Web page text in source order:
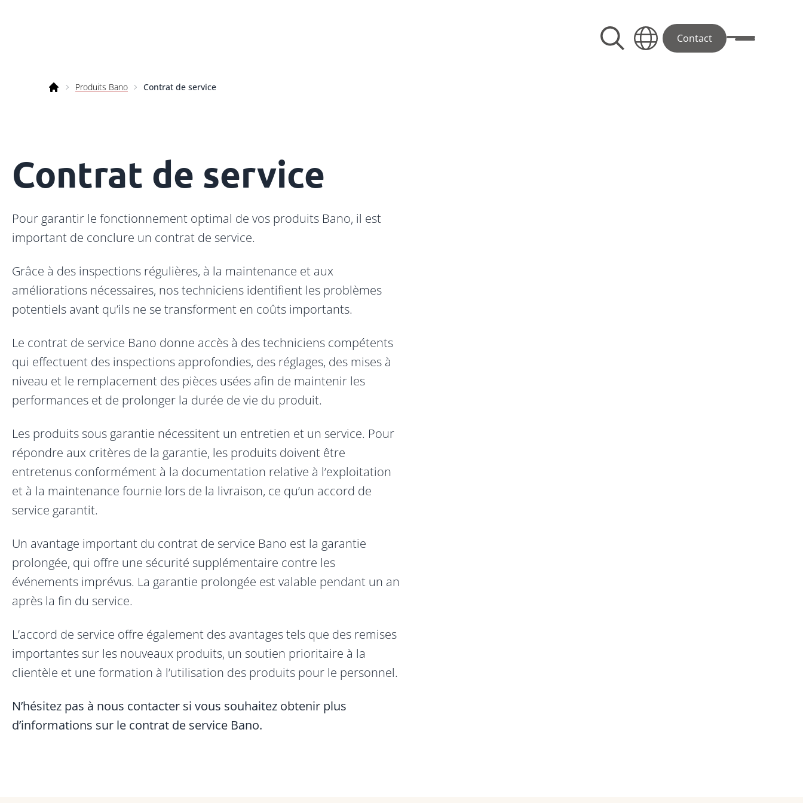
Contact Toggle menu
Produits Bano Contrat de service
Contrat de service
Pour garantir le fonctionnement optimal de vos produits Bano, il est
important de conclure un contrat de service.
Grâce à des inspections régulières, à la maintenance et aux
améliorations nécessaires, nos techniciens identifient les problèmes
potentiels avant qu’ils ne se transforment en coûts importants.
Le contrat de service Bano donne accès à des techniciens compétents
qui effectuent des inspections approfondies, des réglages, des mises à
niveau et le remplacement des pièces usées afin de maintenir les
performances et de prolonger la durée de vie du produit.
Les produits sous garantie nécessitent un entretien et un service. Pour
répondre aux critères de la garantie, les produits doivent être
entretenus conformément à la documentation relative à l’exploitation
et à la maintenance fournie lors de la livraison, ce qu’un accord de
service garantit.
Un avantage important du contrat de service Bano est la garantie
prolongée, qui offre une sécurité supplémentaire contre les
événements imprévus. La garantie prolongée est valable pendant un an
après la fin du service.
L’accord de service offre également des avantages tels que des remises
importantes sur les nouveaux produits, un soutien prioritaire à la
clientèle et une formation à l’utilisation des produits pour le personnel.
N’hésitez pas à nous contacter si vous souhaitez obtenir plus
d’informations sur le contrat de service Bano.